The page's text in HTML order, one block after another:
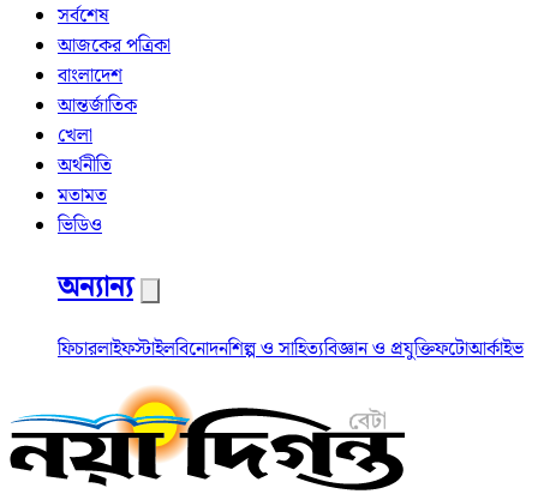
সর্বশেষ
আজকের পত্রিকা
বাংলাদেশ
আন্তর্জাতিক
খেলা
অর্থনীতি
মতামত
ভিডিও
অন্যান্য
ফিচারলাইফস্টাইলবিনোদনশিল্প ও সাহিত্যবিজ্ঞান ও প্রযুক্তিফটোআর্কাইভ